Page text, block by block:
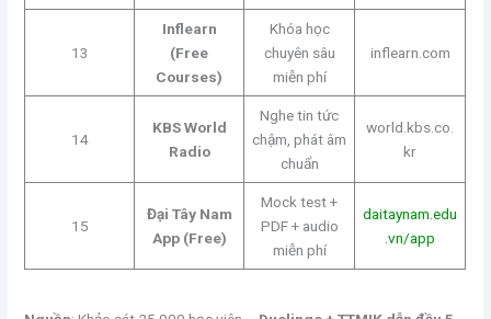
13
Inflearn
(Free
Courses)
Khóa học
chuyên sâu
miễn phí
inflearn.com
14
KBS World
Radio
Nghe tin tức
chậm, phát âm
chuẩn
world.kbs.co.
kr
15
Đại Tây Nam
App (Free)
Mock test +
PDF + audio
miễn phí
daitaynam.edu
.vn/app